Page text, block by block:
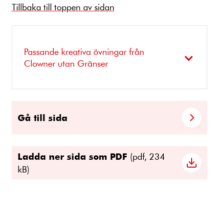
Tillbaka till toppen av sidan
Passande kreativa övningar från
Clowner utan Gränser
Gå till sida
Ladda ner sida som PDF (pdf, 234
kB)